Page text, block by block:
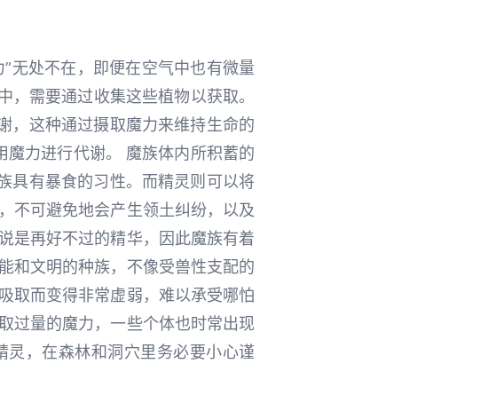
无处不在，即便在空气中也有微量
，需要通过收集这些植物以获取。
，这种通过摄取魔力来维持生命的
魔力进行代谢。 魔族体内所积蓄的
具有暴食的习性。而精灵则可以将
不可避免地会产生领土纠纷，以及
是再好不过的精华，因此魔族有着
和文明的种族，不像受兽性支配的
取而变得非常虚弱，难以承受哪怕
过量的魔力，一些个体也时常出现
，在森林和洞穴里务必要小心谨